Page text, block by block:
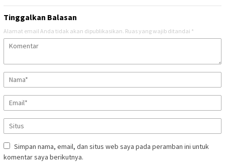
Tinggalkan Balasan
Alamat email Anda tidak akan dipublikasikan. Ruas yang wajib ditandai *
Simpan nama, email, dan situs web saya pada peramban ini untuk
komentar saya berikutnya.